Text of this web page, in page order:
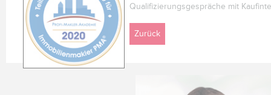
Qualifizierungsgespräche mit
Zurück